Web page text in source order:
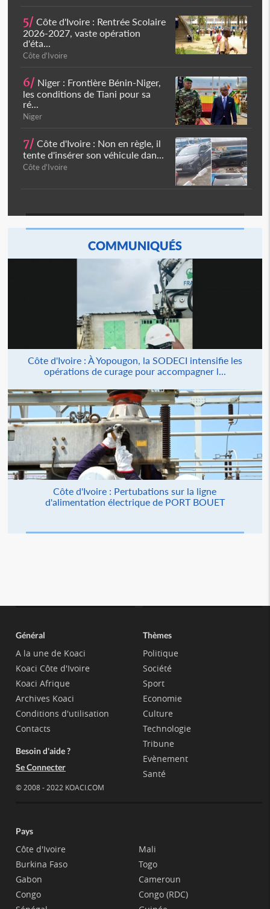
5/ Côte d'Ivoire : Rentrée Scolaire
2026-2027, vaste opération
d'éta...
Côte d'Ivoire
6/ Niger : Frontière Bénin-Niger,
les conditions de Tiani pour sa
ré...
Niger
7/ Côte d'Ivoire : Non en règle, il
tente d'insérer son véhicule dan...
Côte d'Ivoire
COMMUNIQUÉS
Côte d'Ivoire : À Yopougon, la SODECI intensifie les
opérations de curage pour accompagner l...
Côte d'Ivoire : Pertubations sur la ligne
d'alimentation électrique de PORT BOUET
Général
A la une de Koaci
Koaci Côte d'Ivoire
Koaci Afrique
Archives Koaci
Conditions d'utilisation
Contacts
Besoin d'aide ?
Se Connecter
© 2008 - 2022 KOACI.COM
Thèmes
Politique
Société
Sport
Economie
Culture
Technologie
Tribune
Evènement
Santé
Pays
Côte d'Ivoire
Burkina Faso
Gabon
Congo
Mali
Togo
Cameroun
Congo (RDC)